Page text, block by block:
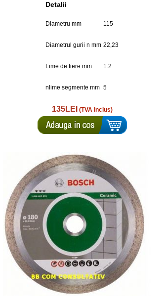
Detalii
Diametru mm 115
Diametrul gurii n mm 22,23
Lime de tiere mm 1.2
nlime segmente mm 5
135LEI (TVA inclus)